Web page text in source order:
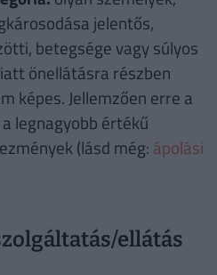
jelentős,
betegsége vagy súlyos
önellátásra részben
képes. Jellemzően erre a
legnagyobb értékű
(lásd még: ápolási
ellátás